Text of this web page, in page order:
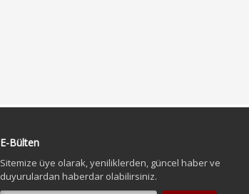
E-Bülten
Sitemize üye olarak, yeniliklerden, güncel haber ve
duyurulardan haberdar olabilirsiniz.